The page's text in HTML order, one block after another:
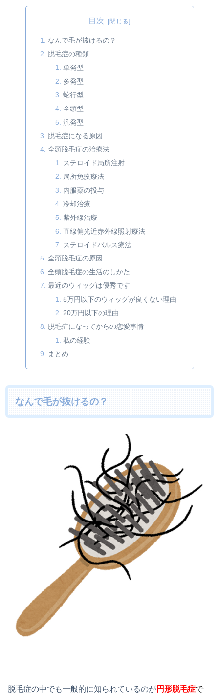
目次
なんで毛が抜けるの？
脱毛症の種類
単発型
多発型
蛇行型
全頭型
汎発型
脱毛症になる原因
全頭脱毛症の治療法
ステロイド局所注射
局所免疫療法
内服薬の投与
冷却治療
紫外線治療
直線偏光近赤外線照射療法
ステロイドパルス療法
全頭脱毛症の原因
全頭脱毛症の生活のしかた
最近のウィッグは優秀です
5万円以下のウィッグが良くない理由
20万円以下の理由
脱毛症になってからの恋愛事情
私の経験
まとめ
なんで毛が抜けるの？
脱毛症の中でも一般的に知られているのが円形脱毛症で